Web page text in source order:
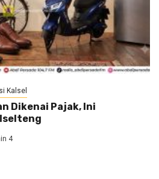
Kalsel
Dikenai Pajak, Ini
4